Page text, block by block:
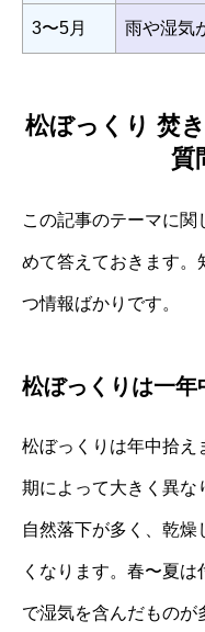
3〜5月 雨や湿気
松ぼっくり 焚
質
この記事のテーマに関
めて答えておきます。
つ情報ばかりです。
松ぼっくりは一年
松ぼっくりは年中拾え
期によって大きく異な
自然落下が多く、乾
くなります。春〜夏
で湿気を含んだものが